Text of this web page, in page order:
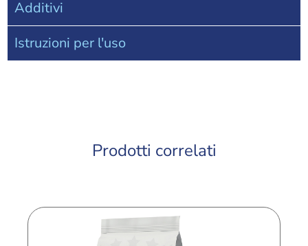
Additivi
Istruzioni per l'uso
Prodotti correlati